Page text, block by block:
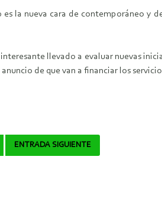
la nueva cara de contemporáneo y
llevado a evaluar nuevas
de que van a financiar los
ENTRADA SIGUIENTE